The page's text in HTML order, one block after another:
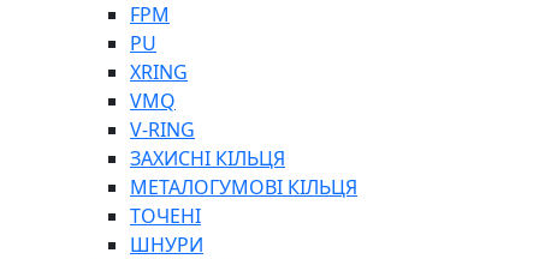
ШЛАНГИ, ТРУБКИ
ШПРИЦИ МАСТИЛЬНІ
FPM
PU
XRING
VMQ
V-RING
ЗАХИСНІ КІЛЬЦЯ
МЕТАЛОГУМОВІ КІЛЬЦЯ
ТОЧЕНІ
ШНУРИ